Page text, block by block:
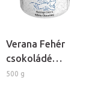
Verana Fehér
csokoládé
masszázskrém
500 g